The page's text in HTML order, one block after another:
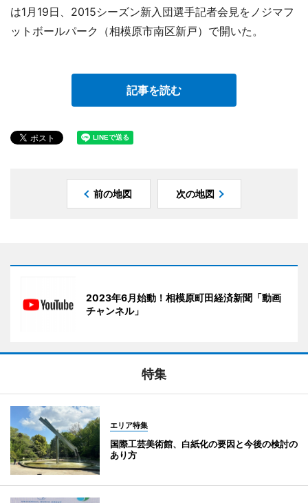
は1月19日、2015シーズン新入団選手記者会見をノジマフ
ットボールパーク（相模原市南区新戸）で開いた。
記事を読む
前の地図 次の地図
2023年6月始動！相模原町田経済新聞「動画
チャンネル」
特集
エリア特集
国際工芸美術館、白紙化の要因と今後の検討の
あり方